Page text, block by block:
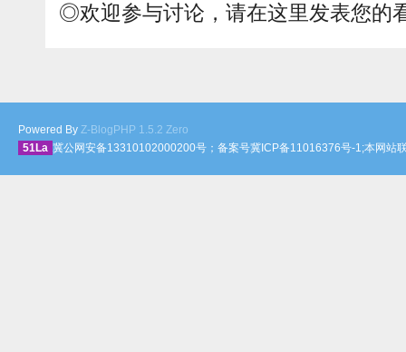
◎欢迎参与讨论，请在这里发表您的
Powered By Z-BlogPHP 1.5.2 Zero
51La 冀公网安备13310102000200号；备案号冀ICP备11016376号-1;本网站